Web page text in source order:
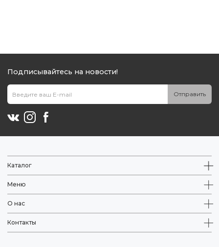
Подписывайтесь на новости!
Отправить
Каталог
Меню
О нас
Контакты